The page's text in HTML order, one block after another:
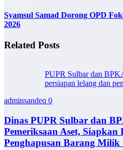
Syamsul Samad Dorong OPD
2026
Related Posts
PUPR Sulbar dan
persiapan lelang dan
adminsandeq 0
Dinas PUPR Sulbar dan
Pemeriksaan Aset, Siapkan
Penghapusan Barang Milik